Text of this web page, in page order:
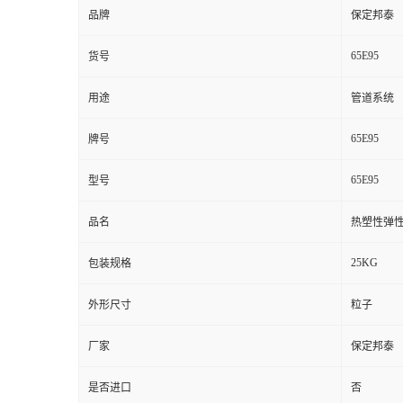
品牌 保定邦泰
货号 65E95
用途 管道系统
牌号 65E95
型号 65E95
品名 热塑性弹
包装规格 25KG
外形尺寸 粒子
厂家 保定邦泰
是否进口 否